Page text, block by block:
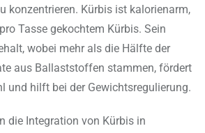
konzentrieren. Kürbis ist kalorienarm,
Tasse gekochtem Kürbis. Sein
wobei mehr als die Hälfte der
aus Ballaststoffen stammen, fördert
und hilft bei der Gewichtsregulierung.
die Integration von Kürbis in